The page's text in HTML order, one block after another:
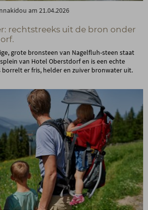
am 21.04.2026
rechtstreeks uit de bron onder
grote bronsteen van Nagelfluh-steen staat
van Hotel Oberstdorf en is een echte
borrelt er fris, helder en zuiver bronwater uit.